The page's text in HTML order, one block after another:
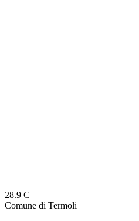
28.9 C
Comune di Termoli